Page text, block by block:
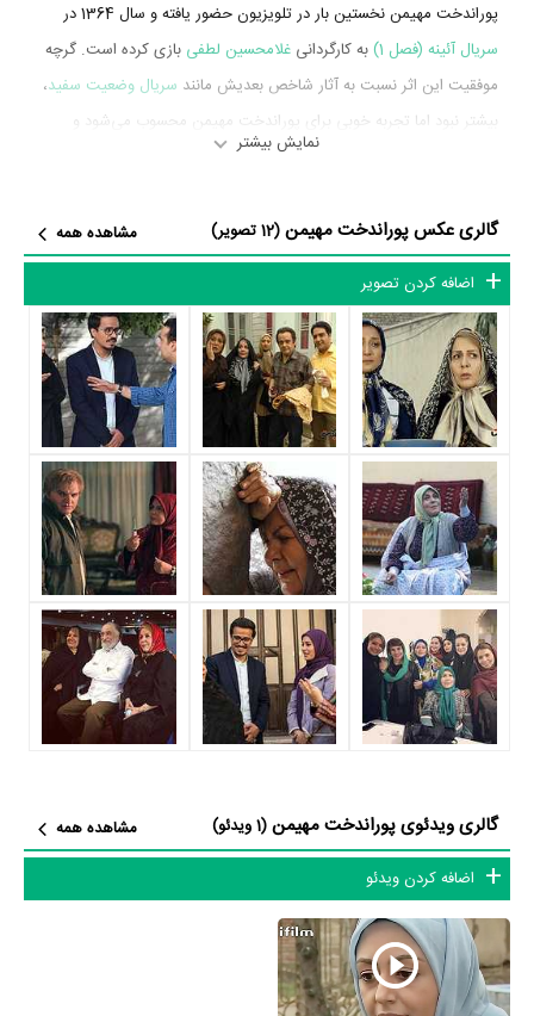
پوراندخت مهیمن نخستین بار در تلویزیون حضور یافته و سال 1364 در
سریال آئینه (فصل 1)
به کارگردانی غلامحسین لطفی بازی کرده است. گرچه
موفقیت این اثر نسبت به آثار شاخص بعدیش مانند سریال وضعیت سفید،
بیشتر نبود اما تجربه خوبی برای پوراندخت مهیمن محسوب می‌شود و
رضا بابک مهین شهابی
پوراندخت مهیمن در سال 1390 دوره‌ی پرتلاشی را در عرصه سینما و
تلویزیون گذراند و در آثار مهمی بازی کرده است. او در این سال با بازی در
6 فیلم و سریال مهم سینما و تلویزیون خود را به مردم معرفی کرد. آثار مهم
پوراندخت مهیمن در این سال، بازیگری درفیلم اکباتانبه کارگردانیمهرشاد
کارخانی،فیلم خنده در بارانبه کارگردانیداریوش فرهنگ،فیلم قلاده های
طلابه کارگردانیابوالقاسم طالبی،سریال تا ثریا به کارگردانی سیروس مقدم
سریال وضعیت سفیدبه کارگردانی حمید نعمت‌الله سریال مهمانان ویژهبه
کارگردانیسید جواد رضویانمحسوب می‌شود.
شاید یکی از مهم‌ترین بخش‌های بیوگرافی پوراندخت مهیمن بازی درسریال
وضعیت سفیدبوده است. پوراندخت مهیمن سال 1390
سریال وضعیت
سفیدنقش مهمی بازی کرده است که توانست با مهارت خود، آن نقش و
همچنین خودش را میان مخاطبان تلویزیون مطرح کند. او در این سریال با
حمید نعمت‌اللههمکاری داشته است. پوراندخت مهیمن توانست با بازی در
سریال وضعیت سفیدتجربه بازیگری موفقی برای خود رقم بزند و همکاری
پوراندخت مهیمن علاوه‌برسریال وضعیت سفید، سال 1379 در
سریال پس
از باراننیز بازی کرده است. پوراندخت مهیمن این‌بار با
کارگردانسریال پس از بارانو هنرمندانی چون
ریاحی مرجان محتشموجهانگیر الماسی
در این سال‌ها پوراندخت مهیمن با هنرمندان بسیاری تجربه‌ی کار داشته
نمایش بیشتر
گالری عکس پوراندخت مهیمن(12 تصویر)
مشاهده همه
اضافه کردن تصویر
گالری ویدئوی پوراندخت مهیمن(1 ویدئو)
مشاهده همه
اضافه کردن ویدئو